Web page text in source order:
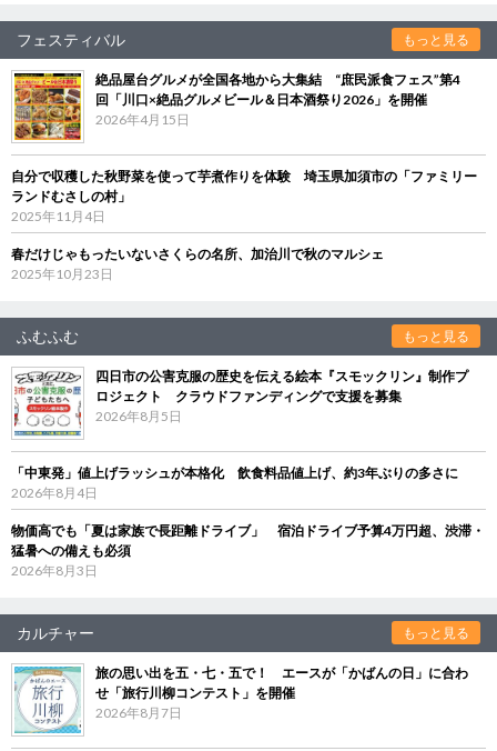
フェスティバル もっと見る
絶品屋台グルメが全国各地から大集結 “庶民派食フェス”第4
回「川口×絶品グルメビール＆日本酒祭り2026」を開催
2026年4月15日
自分で収穫した秋野菜を使って芋煮作りを体験 埼玉県加須市の「ファミリー
ランドむさしの村」
2025年11月4日
春だけじゃもったいないさくらの名所、加治川で秋のマルシェ
2025年10月23日
ふむふむ もっと見る
四日市の公害克服の歴史を伝える絵本『スモックリン』制作プ
ロジェクト クラウドファンディングで支援を募集
2026年8月5日
「中東発」値上げラッシュが本格化 飲食料品値上げ、約3年ぶりの多さに
2026年8月4日
物価高でも「夏は家族で長距離ドライブ」 宿泊ドライブ予算4万円超、渋滞・
猛暑への備えも必須
2026年8月3日
カルチャー もっと見る
旅の思い出を五・七・五で！ エースが「かばんの日」に合わ
せ「旅行川柳コンテスト」を開催
2026年8月7日